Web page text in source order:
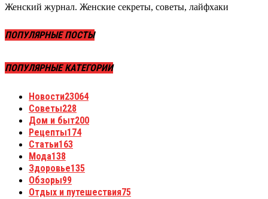
Женский журнал. Женские секреты, советы, лайфхаки
ПОПУЛЯРНЫЕ ПОСТЫ
ПОПУЛЯРНЫЕ КАТЕГОРИИ
Новости23064
Советы228
Дом и быт200
Рецепты174
Статьи163
Мода138
Здоровье135
Обзоры99
Отдых и путешествия75